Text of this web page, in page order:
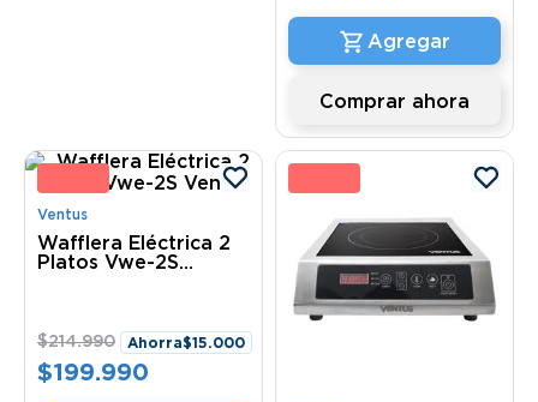
Comprar ahora
%
Ventus
Wafflera Eléctrica 2
Platos Vwe-2S
$214.990 Ahorra$15.000
$199.990
25